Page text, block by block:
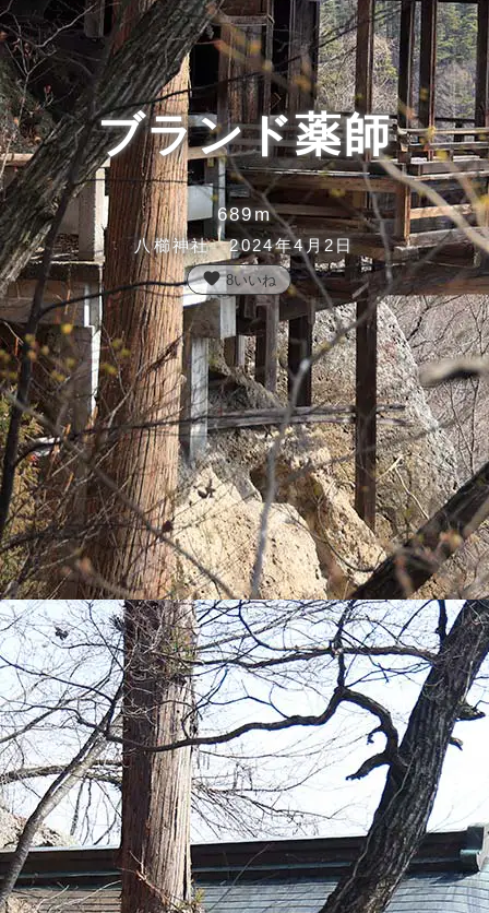
ブランド薬師
689m
八櫛神社 2024年4月2日
favorite 8いいね